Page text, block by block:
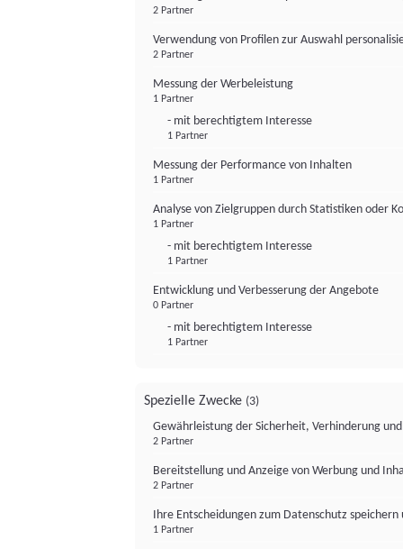
2 Partner
Verwendung von Profilen zur Auswahl
2 Partner
Messung der Werbeleistung
1 Partner
- mit berechtigtem Interesse
1 Partner
Messung der Performance von Inhalten
1 Partner
Analyse von Zielgruppen durch Statistiken oder
1 Partner
- mit berechtigtem Interesse
1 Partner
Entwicklung und Verbesserung der Angebote
0 Partner
- mit berechtigtem Interesse
1 Partner
Spezielle Zwecke (3)
Gewährleistung der Sicherheit, Verhinderung
2 Partner
Bereitstellung und Anzeige von Werbung und
2 Partner
Ihre Entscheidungen zum Datenschutz
1 Partner